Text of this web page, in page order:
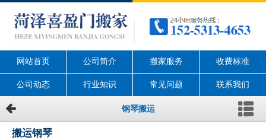
网站首页 公司简介 搬家服务 收费标准
公司动态 行业知识 常见问题 联系我们
钢琴搬运
搬运钢琴